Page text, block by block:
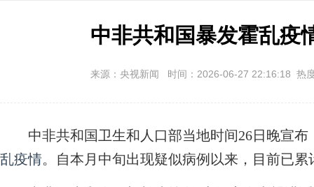
中非共和国暴发霍乱疫
来源：央视新闻 时间：2026-06-27 22:16:18 热
中非共和国卫生和人口部当地时间26日晚宣布
乱疫情。自本月中旬出现疑似病例以来，目前已